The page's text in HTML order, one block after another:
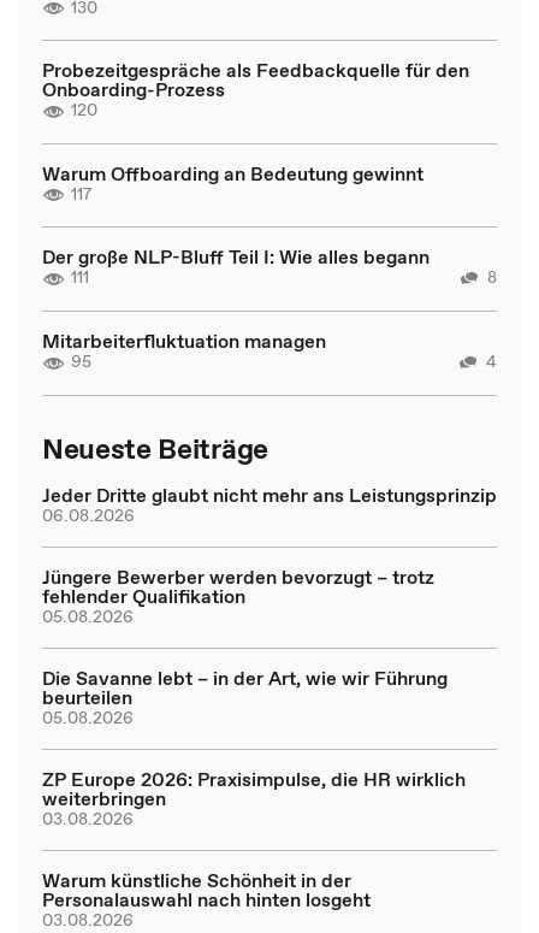
130
Probezeitgespräche als Feedbackquelle für den
Onboarding-Prozess
120
Warum Offboarding an Bedeutung gewinnt
117
Der große NLP-Bluff Teil I: Wie alles begann
111 8
Mitarbeiterfluktuation managen
95 4
Neueste Beiträge
Jeder Dritte glaubt nicht mehr ans Leistungsprinzip
06.08.2026
Jüngere Bewerber werden bevorzugt – trotz
fehlender Qualifikation
05.08.2026
Die Savanne lebt – in der Art, wie wir Führung
beurteilen
05.08.2026
ZP Europe 2026: Praxisimpulse, die HR wirklich
weiterbringen
03.08.2026
Warum künstliche Schönheit in der
Personalauswahl nach hinten losgeht
03.08.2026